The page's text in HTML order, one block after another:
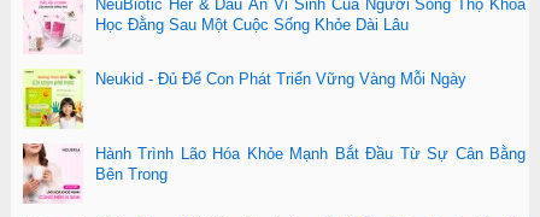
NeuBiotic Her & Dấu Ấn Vi Sinh Của Người Sống Thọ Khoa
Học Đằng Sau Một Cuộc Sống Khỏe Dài Lâu
Neukid - Đủ Để Con Phát Triển Vững Vàng Mỗi Ngày
Hành Trình Lão Hóa Khỏe Mạnh Bắt Đầu Từ Sự Cân Bằng
Bên Trong